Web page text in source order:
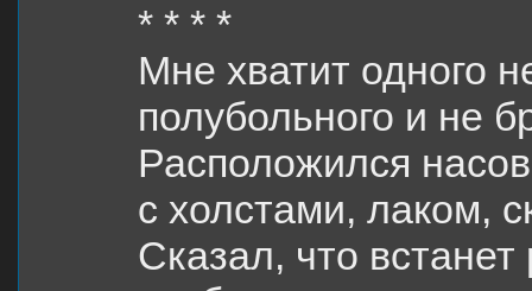
* * * *
Мне хватит одного
полубольного и не
Расположился
с холстами, лаком,
Сказал, что